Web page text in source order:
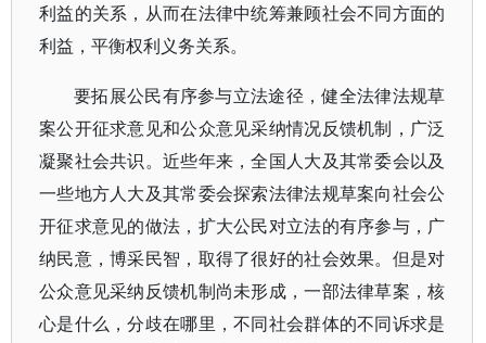
利益的关系，从而在法律中统筹兼顾社会不同方面的
利益，平衡权利义务关系。
要拓展公民有序参与立法途径，健全法律法规草
案公开征求意见和公众意见采纳情况反馈机制，广泛
凝聚社会共识。近些年来，全国人大及其常委会以及
一些地方人大及其常委会探索法律法规草案向社会公
开征求意见的做法，扩大公民对立法的有序参与，广
纳民意，博采民智，取得了很好的社会效果。但是对
公众意见采纳反馈机制尚未形成，一部法律草案，核
心是什么，分歧在哪里，不同社会群体的不同诉求是